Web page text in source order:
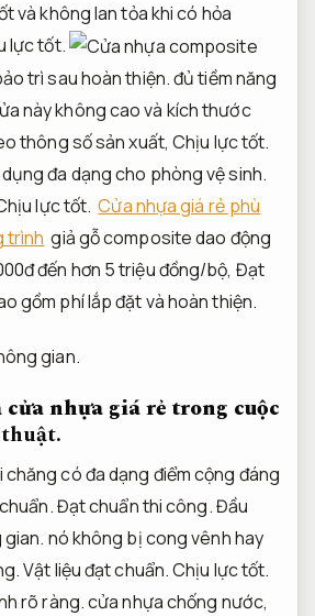
và không lan tỏa khi có hỏa
lực tốt.
trì sau hoàn thiện.đủ tiềm năng
này không cao và kích thước
thông số sản xuất, Chịu lực tốt.
đa dạng cho phòng vệ sinh.
lực tốt. Cửa nhựa giá rẻ phù
trình giả gỗ composite dao động
đến hơn 5 triệu đồng/bộ, Đạt
gồm phí lắp đặt và hoàn thiện.
gian.
nhựa giá rẻ trong cuộc
có đa dạng điểm cộng đáng
Đạt chuẩn thi công.Đầu
gian. nó không bị cong vênh hay
Vật liệu đạt chuẩn.Chịu lực tốt.
rõ ràng.cửa nhựa chống nước,